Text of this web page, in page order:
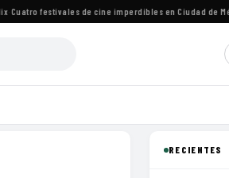
festivales de cine imperdibles en Ciudad de
RECIENTES